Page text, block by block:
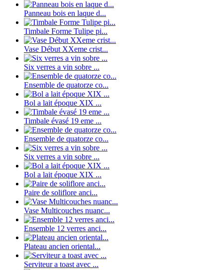
Panneau bois en laque d...
Timbale Forme Tulipe pi...
Vase Début XXeme crist...
Six verres a vin sobre ...
Ensemble de quatorze co...
Bol a lait époque XIX ...
Timbale évasé 19 eme ...
Ensemble de quatorze co...
Six verres a vin sobre ...
Bol a lait époque XIX ...
Paire de soliflore anci...
Vase Multicouches nuanc...
Ensemble 12 verres anci...
Plateau ancien oriental...
Serviteur a toast avec ...